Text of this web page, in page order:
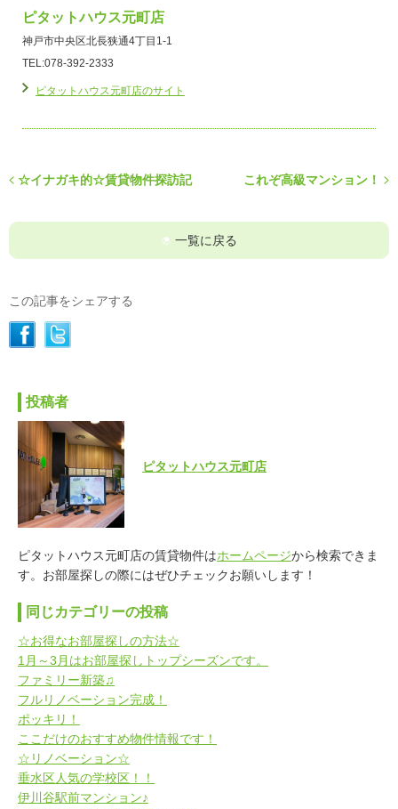
ピタットハウス元町店
神戸市中央区北長狭通4丁目1-1
TEL:078-392-2333
ピタットハウス元町店のサイト
☆イナガキ的☆賃貸物件探訪記 これぞ高級マンション！
一覧に戻る
この記事をシェアする
投稿者
ピタットハウス元町店
ピタットハウス元町店の賃貸物件はホームページから検索できま
す。お部屋探しの際にはぜひチェックお願いします！
同じカテゴリーの投稿
☆お得なお部屋探しの方法☆
1月～3月はお部屋探しトップシーズンです。
ファミリー新築♫
フルリノベーション完成！
ポッキリ！
ここだけのおすすめ物件情報です！
☆リノベーション☆
垂水区人気の学校区！！
伊川谷駅前マンション♪